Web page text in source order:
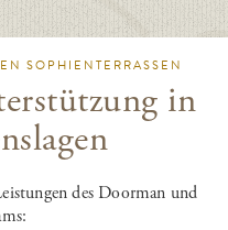
SOPHIENTERRASSEN
in
des Doorman und